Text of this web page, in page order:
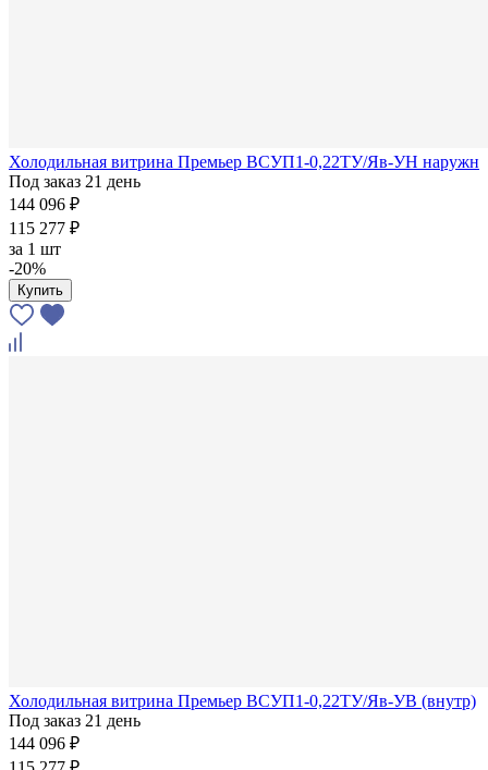
Холодильная витрина Премьер ВСУП1-0,22ТУ/Яв-УН наружн
Под заказ 21 день
144 096 ₽
115 277 ₽
за 1 шт
-20%
Купить
Холодильная витрина Премьер ВСУП1-0,22ТУ/Яв-УВ (внутр)
Под заказ 21 день
144 096 ₽